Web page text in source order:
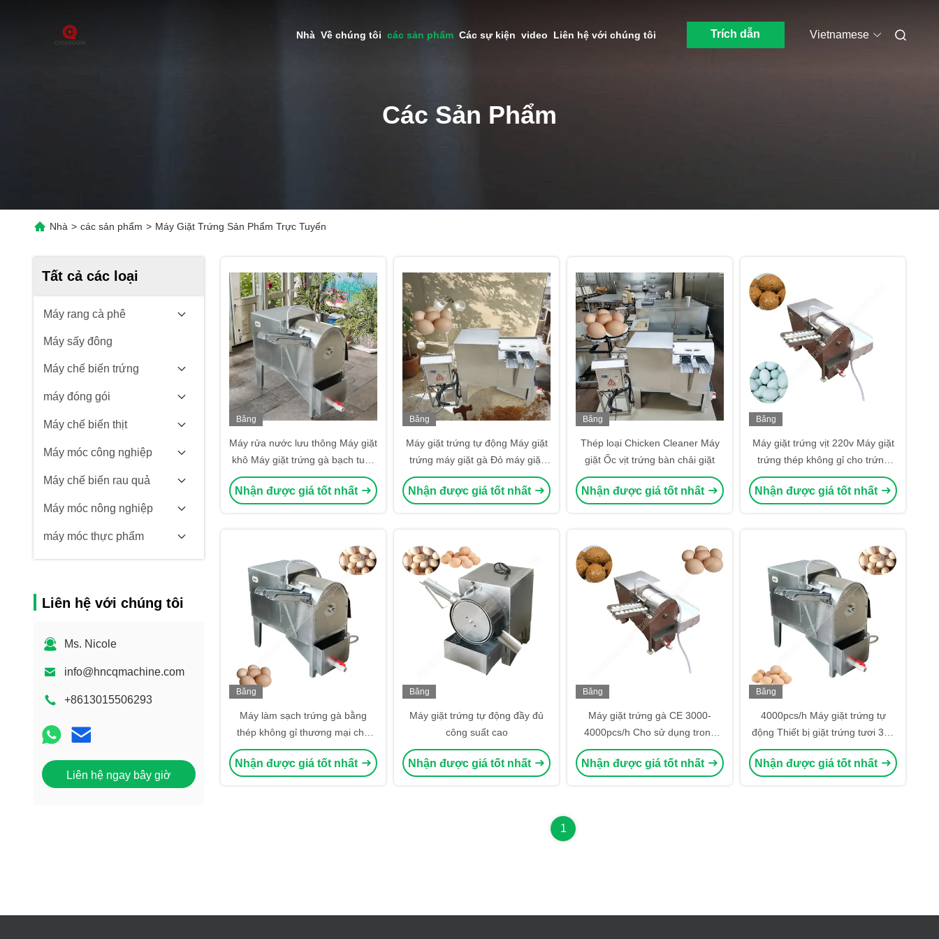
Nhà Về chúng tôi các sản phẩm Các sự kiện video Liên hệ với chúng tôi Trích dẫn Vietnamese
Các Sản Phẩm
Nhà > các sản phẩm > Máy Giặt Trứng Sản Phẩm Trực Tuyến
Tất cả các loại
Máy rang cà phê
Máy sấy đông
Máy chế biến trứng
máy đóng gói
Máy chế biến thịt
Máy móc công nghiệp
Máy chế biến rau quả
Máy móc nông nghiệp
máy móc thực phẩm
Liên hệ với chúng tôi
Ms. Nicole
info@hncqmachine.com
+8613015506293
Liên hệ ngay bây giờ
Băng
Máy rửa nước lưu thông Máy giặt
khô Máy giặt trứng gà bạch tuộc
vịt tự động
Nhận được giá tốt nhất
Băng
Máy giặt trứng tự động Máy giặt
trứng máy giặt gà Đỏ máy giặt
trứng máy giặt trứng
Nhận được giá tốt nhất
Băng
Thép loại Chicken Cleaner Máy
giặt Ốc vịt trứng bàn chải giặt
Nhận được giá tốt nhất
Băng
Máy giặt trứng vịt 220v Máy giặt
trứng thép không gỉ cho trứng
tươi 3000-4000pcs / h Ở nhà vịt
mặn
Nhận được giá tốt nhất
Băng
Máy làm sạch trứng gà bằng
thép không gỉ thương mại cho
nông nghiệp
Nhận được giá tốt nhất
Băng
Máy giặt trứng tự động đầy đủ
công suất cao
Nhận được giá tốt nhất
Băng
Máy giặt trứng gà CE 3000-
4000pcs/h Cho sử dụng trong
nhà nông nghiệp
Nhận được giá tốt nhất
Băng
4000pcs/h Máy giặt trứng tự
động Thiết bị giặt trứng tươi 304
thép không gỉ
Nhận được giá tốt nhất
1